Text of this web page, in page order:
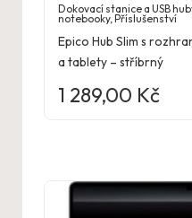
Dokovací stanice a USB
notebooky,Příslušenství
Epico Hub Slim s
a tablety – stříbrný
1 289,00 Kč